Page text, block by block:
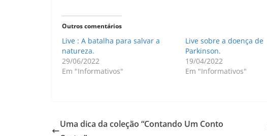
Outros comentários
Live : A batalha para salvar a
natureza.
29/06/2022
Em "Informativos"
Live sobre a doença de
Parkinson.
19/04/2022
Em "Informativos"
Uma dica da coleção “Contando Um Conto